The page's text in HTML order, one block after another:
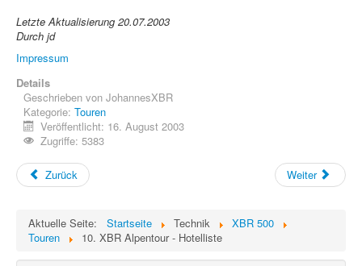
Letzte Aktualisierung 20.07.2003
Durch jd
Impressum
Details
Geschrieben von JohannesXBR
Kategorie: Touren
Veröffentlicht: 16. August 2003
Zugriffe: 5383
Zurück Weiter
Aktuelle Seite: Startseite Technik
XBR 500
Touren
10. XBR Alpentour - Hotelliste